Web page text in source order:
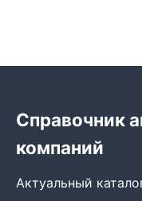
Справочник
компаний
Актуальный